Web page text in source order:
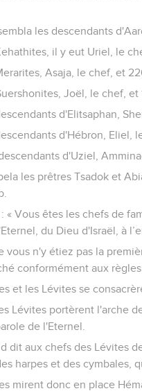
les descendants
il y eut Uriel, le
Asaja, le chef, et
Joël, le chef, et
d'Elitsaphan,
d'Hébron, Eliel,
d'Uziel,
les prêtres Tsadok et
« Vous êtes les chefs de
du Dieu d'Israël, à
vous n'y étiez pas la
conformément aux
et les Lévites se
Lévites portèrent l'arche
de l'Eternel.
dit aux chefs des Lévites
harpes et des cymbales,
mirent donc en place